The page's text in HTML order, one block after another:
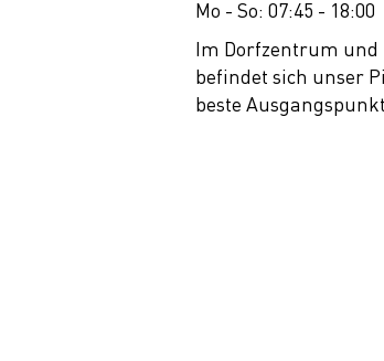
Mo - So: 07:45 - 18:00
Im Dorfzentrum und
befindet sich unser
beste